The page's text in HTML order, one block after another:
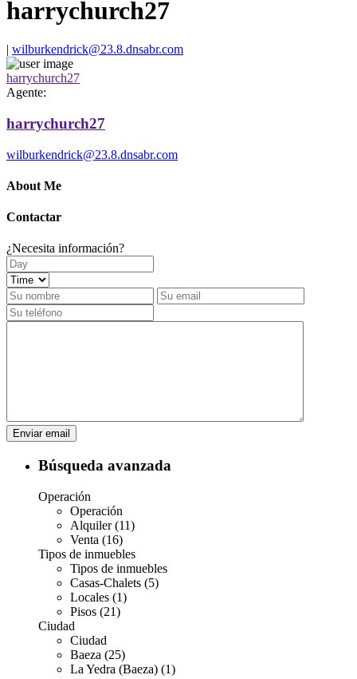
harrychurch27
| wilburkendrick@23.8.dnsabr.com
harrychurch27
Agente:
harrychurch27
wilburkendrick@23.8.dnsabr.com
About Me
Contactar
¿Necesita información?
Búsqueda avanzada
Operación
Operación
Alquiler (11)
Venta (16)
Tipos de inmuebles
Tipos de inmuebles
Casas-Chalets (5)
Locales (1)
Pisos (21)
Ciudad
Ciudad
Baeza (25)
La Yedra (Baeza) (1)